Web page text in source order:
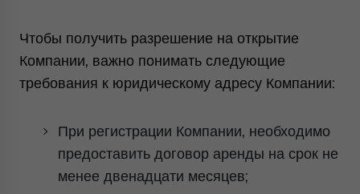
Чтобы получить разрешение на открытие
Компании, важно понимать следующие
требования к юридическому адресу Компании:
При регистрации Компании, необходимо
предоставить договор аренды на срок не
менее двенадцати месяцев;